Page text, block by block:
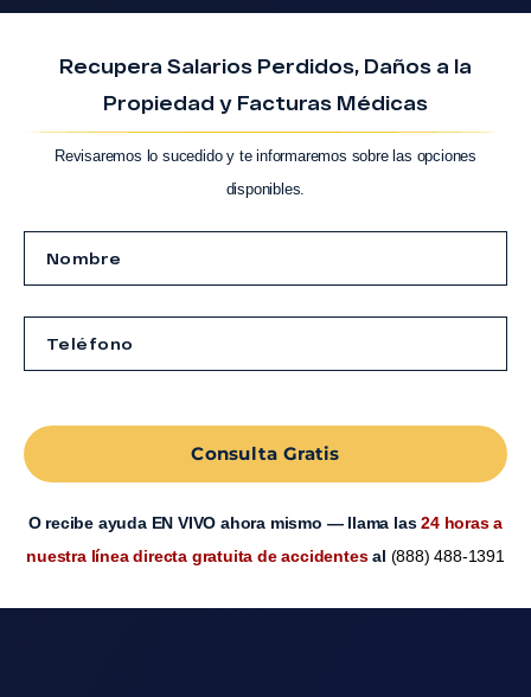
Recupera Salarios Perdidos, Daños a la
Propiedad y Facturas Médicas
Revisaremos lo sucedido y te informaremos sobre las opciones
disponibles.
Consulta Gratis
O recibe ayuda EN VIVO ahora mismo — llama las24 horas a
nuestra línea directa gratuita de accidentesal (888) 488-1391